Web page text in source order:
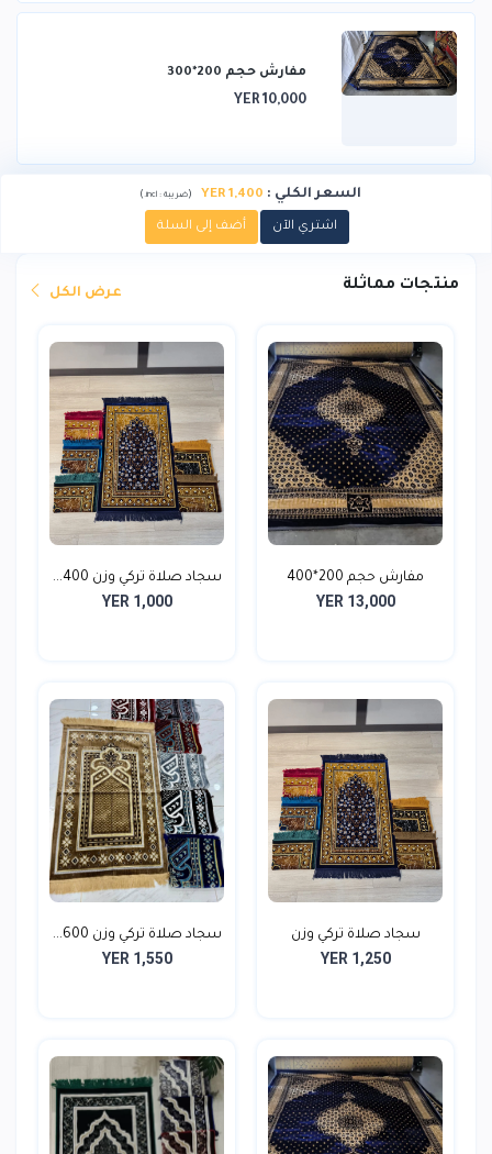
مفارش حجم 200*300
YER 10,000
السعر الكلي :
YER 1,400
(ضريبة : incl.
)
اشتري الآن أضف إلى السلة
منتجات مماثلة عرض الكل
مفارش حجم 200*400
YER 13,000
سجاد صلاة تركي وزن 400...
YER 1,000
سجاد صلاة تركي وزن
500ج...
YER 1,250
سجاد صلاة تركي وزن 600...
YER 1,550